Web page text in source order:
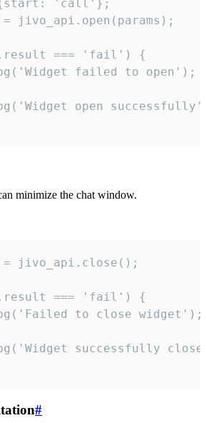
{start: 'call'};
jivo_api.open(params);
=== 'fail') {
failed to open');
open
minimize the chat window.
jivo_api.close();
=== 'fail') {
to close widget');
successfully
#